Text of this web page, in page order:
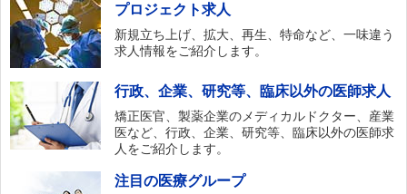
プロジェクト求人
新規立ち上げ、拡大、再生、特命など、一味違う
求人情報をご紹介します。
行政、企業、研究等、臨床以外の医師求人
矯正医官、製薬企業のメディカルドクター、産業
医など、行政、企業、研究等、臨床以外の医師求
人をご紹介します。
注目の医療グループ